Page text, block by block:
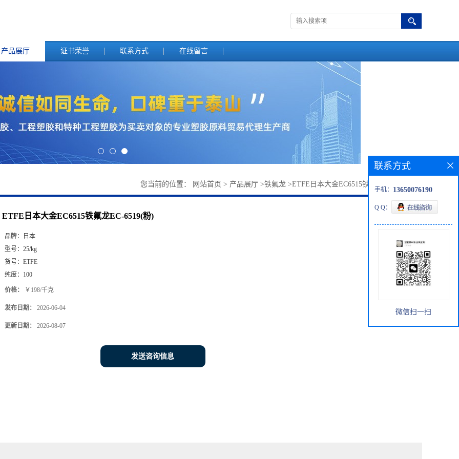
产品展厅 证书荣誉 联系方式 在线留言
您当前的位置： 网站首页 > 产品展厅 >铁氟龙 >ETFE日本大金EC6515铁氟龙EC-6519(粉)
ETFE日本大金EC6515铁氟龙EC-6519(粉)
品牌：
日本
型号： 25/kg
货号： ETFE
纯度： 100
价格： ￥198/千克
发布日期： 2026-06-04
更新日期： 2026-08-07
发送咨询信息
联系方式
手机： 13650076190
Q Q：
微信扫一扫